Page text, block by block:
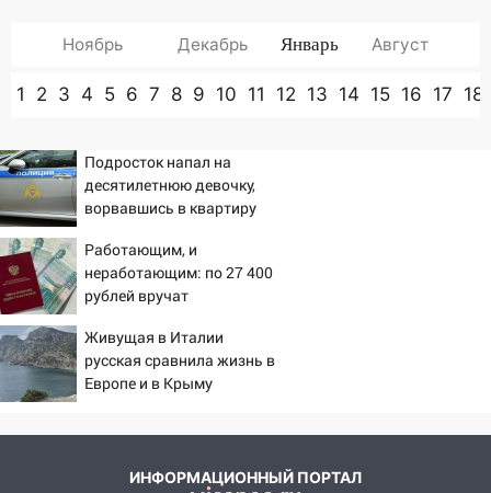
Ноябрь Декабрь Январь Август
1 2 3 4 5 6 7 8 9 10 11 12 13 14 15 16 17 18
Подросток напал на
десятилетнюю девочку,
ворвавшись в квартиру
Работающим, и
неработающим: по 27 400
рублей вручат
PrimaMedia.ru
Живущая в Италии
русская сравнила жизнь в
Европе и в Крыму
ИНФОРМАЦИОННЫЙ ПОРТАЛ